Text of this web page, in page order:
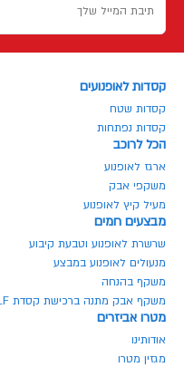
קסדות לאופנועים
קסדות שטח
קסדות נפתחות
הכל לרוכב
ארגז לאופנוע
משקפי אבק
מעיל קיץ לאופנוע
מבצעים חמים
שרשרת לאופנוע וטבעת קיבוע
מנעולים לאופנוע במבצע
משקף בהנחה
משקף אבק מתנה ברכישת קסדת WOLF
מטרו אביזרים
אודותינו
מגזין מטרו